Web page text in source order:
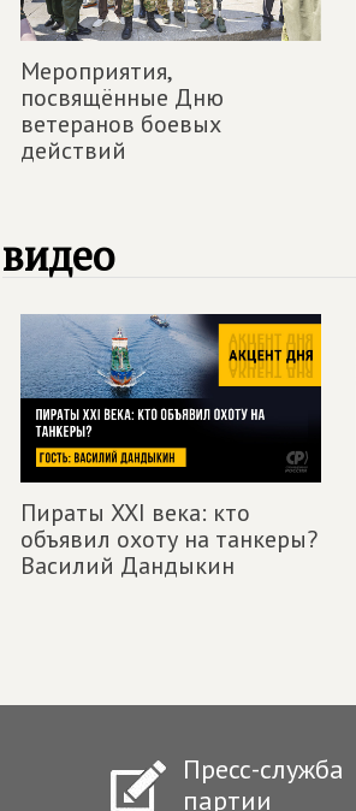
Мероприятия,
посвящённые Дню
ветеранов боевых
действий
видео
Пираты XXI века: кто
объявил охоту на танкеры?
Василий Дандыкин
Пресс-служба
партии